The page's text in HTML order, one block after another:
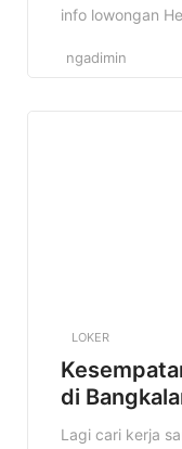
info lowongan
bagian dari tim
ngadimin
LOKER
di
Lagi cari kerja